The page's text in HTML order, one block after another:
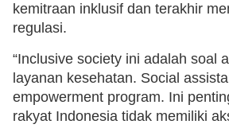
kemitraan inklusif dan terakhir
regulasi.
“Inclusive society ini adalah soal
layanan kesehatan. Social
empowerment program. Ini
rakyat Indonesia tidak memiliki